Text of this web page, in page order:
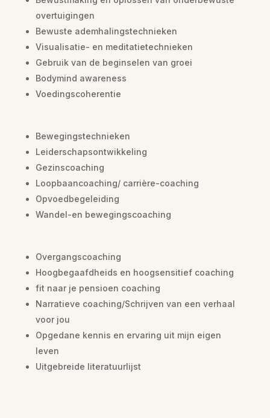
overtuigingen
Bewuste ademhalingstechnieken
Visualisatie- en meditatietechnieken
Gebruik van de beginselen van groei
Bodymind awareness
Voedingscoherentie
Bewegingstechnieken
Leiderschapsontwikkeling
Gezinscoaching
Loopbaancoaching/ carrière-coaching
Opvoedbegeleiding
Wandel-en bewegingscoaching
Overgangscoaching
Hoogbegaafdheids en hoogsensitief coaching
fit naar je pensioen coaching
Narratieve coaching/Schrijven van een verhaal
voor jou
Opgedane kennis en ervaring uit mijn eigen
leven
Uitgebreide literatuurlijst